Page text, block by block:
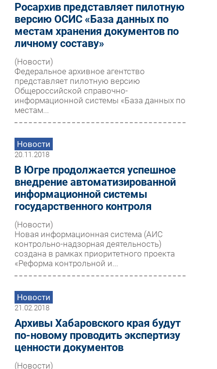
Росархив представляет пилотную
версию ОСИС «База данных по
местам хранения документов по
личному составу»
(Новости)
Федеральное архивное агентство
представляет пилотную версию
Общероссийской справочно-
информационной системы «База данных по
местам...
Новости
20.11.2018
В Югре продолжается успешное
внедрение автоматизированной
информационной системы
государственного контроля
(Новости)
Новая информационная система (АИС
контрольно-надзорная деятельность)
создана в рамках приоритетного проекта
«Реформа контрольной и...
Новости
21.02.2018
Архивы Хабаровского края будут
по-новому проводить экспертизу
ценности документов
(Новости)